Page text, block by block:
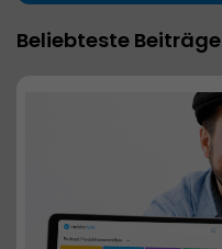
Beliebteste Beiträge